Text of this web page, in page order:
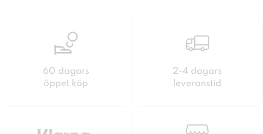
60 dagars
öppet köp
2-4 dagars
leveranstid